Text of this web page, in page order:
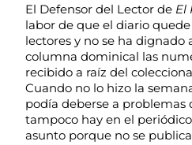
El Defensor del Lector de El
labor de que el diario
lectores y no se ha dignado
columna dominical las
recibido a raíz del
Cuando no lo hizo la
podía deberse a problemas
tampoco hay en el
asunto porque no se